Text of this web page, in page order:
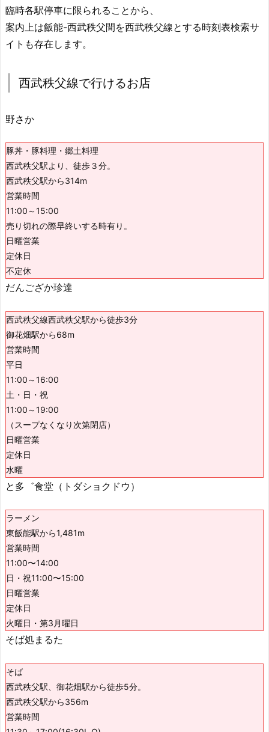
臨時各駅停車に限られることから、
案内上は飯能-西武秩父間を西武秩父線とする時刻表検索サ
イトも存在します。
西武秩父線で行けるお店
野さか
豚丼・豚料理・郷土料理
西武秩父駅より、徒歩３分。
西武秩父駅から314m
営業時間
11:00～15:00
売り切れの際早終いする時有り。
日曜営業
定休日
不定休
だんござか珍達
西武秩父線西武秩父駅から徒歩3分
御花畑駅から68m
営業時間
平日
11:00～16:00
土・日・祝
11:00～19:00
（スープなくなり次第閉店）
日曜営業
定休日
水曜
と多゛食堂（トダショクドウ）
ラーメン
東飯能駅から1,481m
営業時間
11:00〜14:00
日・祝11:00〜15:00
日曜営業
定休日
火曜日・第3月曜日
そば処まるた
そば
西武秩父駅、御花畑駅から徒歩5分。
西武秩父駅から356m
営業時間